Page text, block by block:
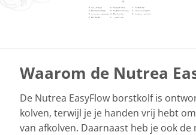
Waarom de Nutrea
De Nutrea EasyFlow borstkolf is
kolven, terwijl je je handen vrij hebt
van afkolven. Daarnaast heb je ook